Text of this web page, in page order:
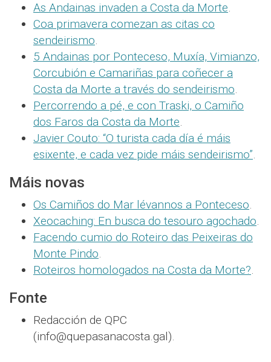
As Andainas invaden a Costa da Morte.
Coa primavera comezan as citas co
sendeirismo.
5 Andainas por Ponteceso, Muxía, Vimianzo,
Corcubión e Camariñas para coñecer a
Costa da Morte a través do sendeirismo.
Percorrendo a pé, e con Traski, o Camiño
dos Faros da Costa da Morte.
Javier Couto: “O turista cada día é máis
esixente, e cada vez pide máis sendeirismo”.
Máis novas
Os Camiños do Mar lévannos a Ponteceso.
Xeocaching: En busca do tesouro agochado.
Facendo cumio do Roteiro das Peixeiras do
Monte Pindo.
Roteiros homologados na Costa da Morte?.
Fonte
Redacción de QPC
(info@quepasanacosta.gal).